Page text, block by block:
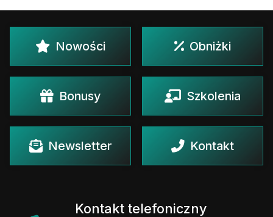
Nowości Obniżki
Bonusy Szkolenia
Newsletter Kontakt
Kontakt telefoniczny